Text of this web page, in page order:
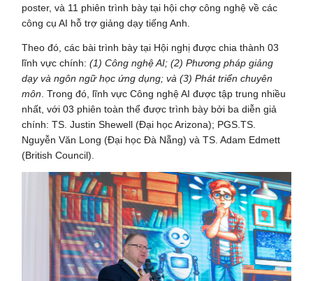
poster, và 11 phiên trình bày tại hội chợ công nghệ về các
công cụ AI hỗ trợ giảng dạy tiếng Anh.
Theo đó, các bài trình bày tại Hội nghị được chia thành 03
lĩnh vực chính:(1) Công nghệ AI; (2) Phương pháp giảng
dạy và ngôn ngữ học ứng dụng; và (3) Phát triển chuyên
môn . Trong đó, lĩnh vực Công nghệ AI được tập trung nhiều
nhất, với 03 phiên toàn thể được trình bày bởi ba diễn giả
chính: TS. Justin Shewell (Đại học Arizona); PGS.TS.
Nguyễn Văn Long (Đại học Đà Nẵng) và TS. Adam Edmett
(British Council).